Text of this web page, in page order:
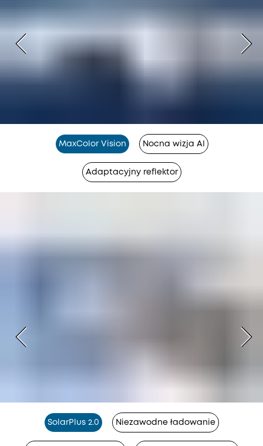
MaxColor Vision Nocna wizja AI
Adaptacyjny reflektor
SolarPlus 2.0 Niezawodne ładowanie